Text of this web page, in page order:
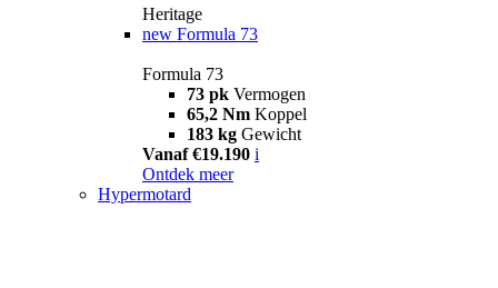
Heritage
new Formula 73
Formula 73
73 pk Vermogen
65,2 Nm Koppel
183 kg Gewicht
Vanaf €19.190 i
Ontdek meer
Hypermotard